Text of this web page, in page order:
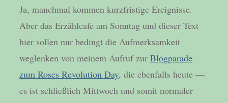
Ja, manchmal kommen kurzfristige Ereignisse.
Aber das Erzählcafe am Sonntag und dieser Text
hier sollen nur bedingt die Aufmerksamkeit
weglenken von meinem Aufruf zur Blogparade
zum Roses Revolution Day, die ebenfalls heute —
es ist schließlich Mittwoch und somit normaler